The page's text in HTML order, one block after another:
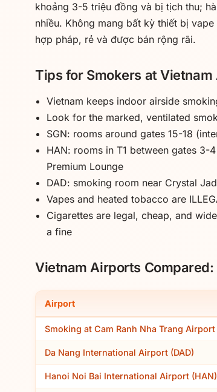
khoảng 3-5 triệu đồng và bị tịch thu;
nhiều. Không mang bất kỳ thiết bị
hợp pháp, rẻ và được bán rộng rãi.
Tips for Smokers at
Vietnam keeps indoor airside
Look for the marked, ventilated
SGN: rooms around gates 15-18
HAN: rooms in T1 between gates
Premium Lounge
DAD: smoking room near Crystal
Vapes and heated tobacco are
Cigarettes are legal, cheap, and
a fine
Vietnam Airports
Airport
Smoking at Cam Ranh Nha Trang Airport
Da Nang International Airport (DAD)
Hanoi Noi Bai International Airport (HAN)